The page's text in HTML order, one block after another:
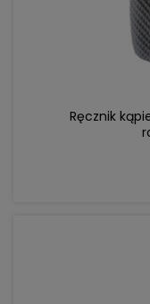
Ręcznik